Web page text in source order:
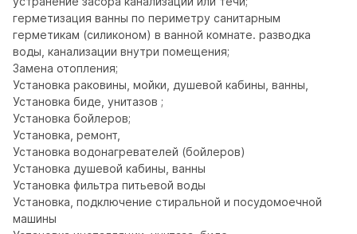
герметизация ванны по периметру санитарным
герметикам (силиконом) в ванной комнате. разводка
воды, канализации внутри помещения;
Замена отопления;
Установка раковины, мойки, душевой кабины, ванны,
Установка биде, унитазов ;
Установка бойлеров;
Установка, ремонт,
Установка водонагревателей (бойлеров)
Установка душевой кабины, ванны
Установка фильтра питьевой воды
Установка, подключение стиральной и посудомоечной
машины